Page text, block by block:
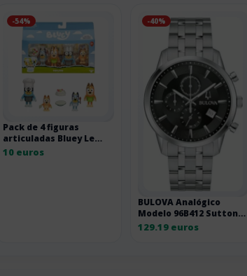
-54%
Pack de 4 figuras
articuladas Bluey Le
Pavlova
10 euros
-40%
BULOVA Analógico
Modelo 96B412 Sutton
Chronograph Mens
129.19 euros